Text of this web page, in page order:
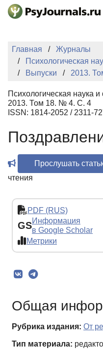
Перейти к основному
Регистрация
Главная
Журналы
Психологическая
Выпуски
2013.
Психологическая наука
2013. Том 18. № 4. С. 4
ISSN: 1814-2052 / 2311-
Прослушать
чтения
PDF (RUS)
GSИнформация
в Google Scholar
Метрики
Общая
Рубрика издания: От
Тип материала: